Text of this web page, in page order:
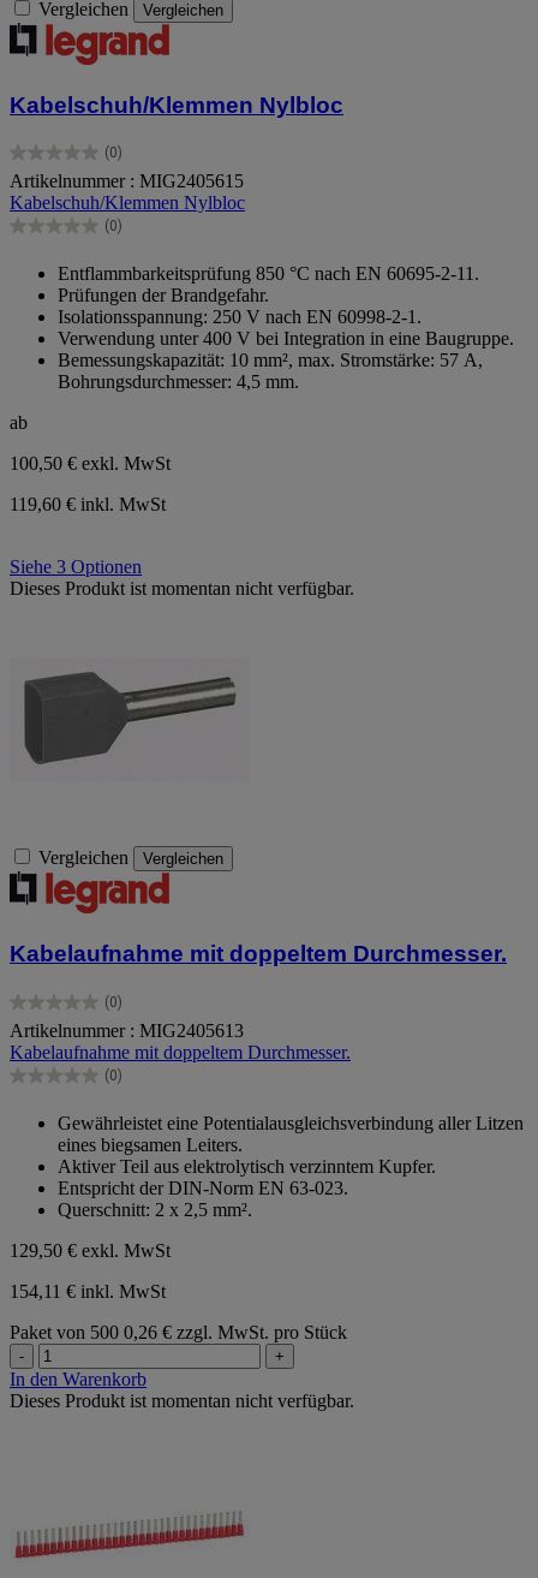
Vergleichen Vergleichen
Kabelschuh/Klemmen Nylbloc
(0)
0.0
von
5
Sternen.
Artikelnummer : MIG2405615
Kabelschuh/Klemmen Nylbloc
(0)
0.0
Sternen.
Entflammbarkeitsprüfung 850 °C nach EN 60695-2-11.
Prüfungen der Brandgefahr.
Isolationsspannung: 250 V nach EN 60998-2-1.
Verwendung unter 400 V bei Integration in eine Baugruppe.
Bemessungskapazität: 10 mm², max. Stromstärke: 57 A,
Bohrungsdurchmesser: 4,5 mm.
ab
100,50 € exkl. MwSt
119,60 € inkl. MwSt
Siehe 3 Optionen
Dieses Produkt ist momentan nicht verfügbar.
Vergleichen Vergleichen
Kabelaufnahme mit doppeltem Durchmesser.
(0)
0.0
von
5
Sternen.
Artikelnummer : MIG2405613
Kabelaufnahme mit doppeltem Durchmesser.
(0)
0.0
Sternen.
Gewährleistet eine Potentialausgleichsverbindung aller Litzen
eines biegsamen Leiters.
Aktiver Teil aus elektrolytisch verzinntem Kupfer.
Entspricht der DIN-Norm EN 63-023.
Querschnitt: 2 x 2,5 mm².
129,50 € exkl. MwSt
154,11 € inkl. MwSt
Paket von 500 0,26 € zzgl. MwSt. pro Stück
- +
In den Warenkorb
Dieses Produkt ist momentan nicht verfügbar.